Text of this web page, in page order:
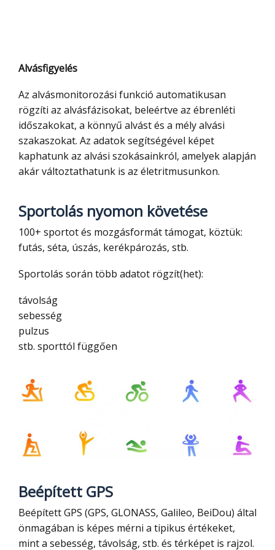
Alvásfigyelés
Az alvásmonitorozási funkció automatikusan
rögzíti az alvásfázisokat, beleértve az ébrenléti
időszakokat, a könnyű alvást és a mély alvási
szakaszokat. Az adatok segítségével képet
kaphatunk az alvási szokásainkról, amelyek alapján
akár változtathatunk is az életritmusunkon.
Sportolás nyomon követése
100+ sportot és mozgásformát támogat, köztük:
futás, séta, úszás, kerékpározás, stb.
Sportolás során több adatot rögzít(het):
távolság
sebesség
pulzus
stb. sporttól függően
Beépített GPS
Beépített GPS (GPS, GLONASS, Galileo, BeiDou) által
önmagában is képes mérni a tipikus értékeket,
mint a sebesség, távolság, stb. és térképet is rajzol.